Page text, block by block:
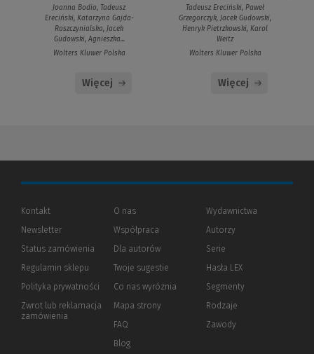
Joanna Bodio, Tadeusz
Ereciński, Katarzyna Gajda-
Roszczynialska, Jacek
Gudowski, Agnieszka...
Wolters Kluwer Polska
Więcej
Tadeusz Ereciński, Paweł
Grzegorczyk, Jacek Gudowski,
Henryk Pietrzkowski, Karol
Weitz
Wolters Kluwer Polska
Więcej
Kontakt
Newsletter
Status zamówienia
Regulamin sklepu
Polityka prywatności (Nowe
(Link
innej
Zwrot lub reklamacja
zamówienia
O nas
Współpraca
Dla autorów(Nowe
(Link
innej
strony)
Twoje sugestie
Co nas wyróżnia
Mapa strony
FAQ
Blog
Wydawnictwa
Autorzy
Serie
Hasła LEX
Segmenty
Rodzaje
Zawody